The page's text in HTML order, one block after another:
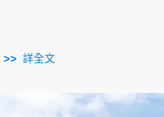
詳全文